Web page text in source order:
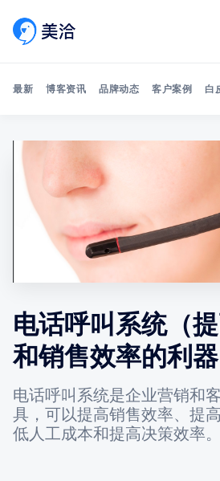
最新 博客资讯 品牌动态 客户案例 白
电话呼叫系统（
和销售效率的利器
电话呼叫系统是企业营销和
具，可以提高销售效率、提
低人工成本和提高决策效率。